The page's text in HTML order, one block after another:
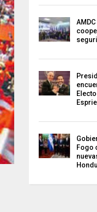
Fogo